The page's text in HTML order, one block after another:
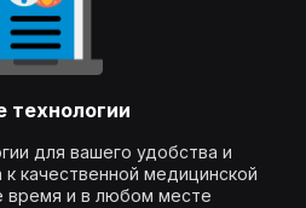
технологии
для вашего удобства и
качественной медицинской
и в любом месте